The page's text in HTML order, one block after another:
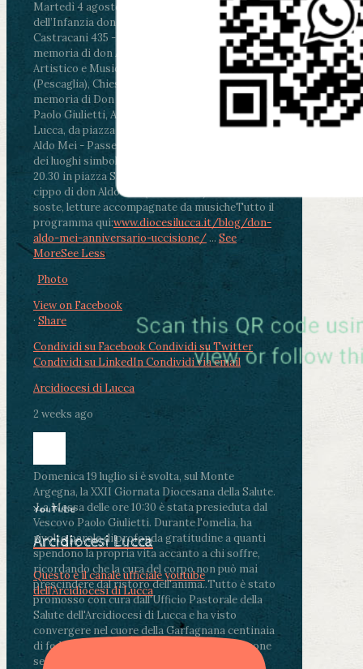
Martedì 4 agosto2026
ore 11:30 - Lucca, Scuola
dell’Infanzia don Aldo Mei - Viale Castruccio
Castracani 435 - Inaugurazione murales in
memoria di don Aldo Mei curato dal Liceo
Artistico e Musicale “Passaglia”
ore 18 - Fiano
(Pescaglia), Chiesa parrocchiale - Messa in
memoria di Don Aldo Mei celebrata da mons.
Paolo Giulietti, Arcivescovo di Lucca
ore 20.30 -
Lucca, da piazza San Michele al Cippo di don
Aldo Mei - Passeggiata della Memoria in alcuni
dei luoghi simbolo della città. Ritrovo alle ore
20.30 in piazza San Michele con conclusione al
cippo di don Aldo Mei (Porta Elisa). Durante le
soste, letture accompagnate da musicheTutto il
programma qui:www.diocesilucca.it/blog/don-
aldo-mei-anniversario-uccisione/ ... See
MoreSee Less
Photo
View on Facebook
· Share
Condividi su FacebookCondividi su Twitter
Condividi su LinkedInCondividi via email
Arcidiocesi di Lucca
2 weeks ago
Domenica 19 luglio si è svolta, sul Monte
Argegna, la XXII Giornata Diocesana della Salute.
.La Messa delle ore 10:30 è stata presieduta dal
Vescovo Paolo Giulietti. Durante l'omelia, ha
rivolto parole di profonda gratitudine a quanti
spendono la propria vita accanto a chi soffre,
ricordando che la cura del corpo non può mai
prescindere dal ristoro dell'anima..Tutto è stato
promosso con cura dall'Ufficio Pastorale della
Salute dell'Arcidiocesi di Lucca e ha visto
convergere nel cuore della Garfagnana centinaia
di fedeli, operatori sanitari, volontari e persone
segnate dalla malattia.
YouTube
Arcidiocesi Lucca
Questo è il canale ufficiale youtube
dell'Arcidiocesi di Lucca